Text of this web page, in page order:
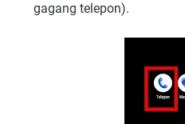
gagang telepon).